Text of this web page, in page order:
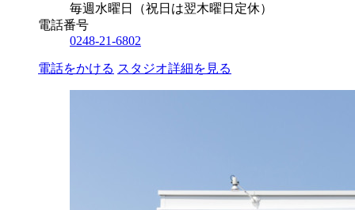
毎週水曜日（祝日は翌木曜日定休）
電話番号
0248-21-6802
電話をかける スタジオ詳細を見る